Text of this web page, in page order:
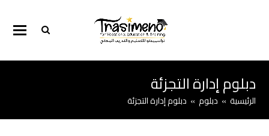
دبلوم إدارة التجزئة
الرئيسية » دبلوم » دبلوم إدارة التجزئة